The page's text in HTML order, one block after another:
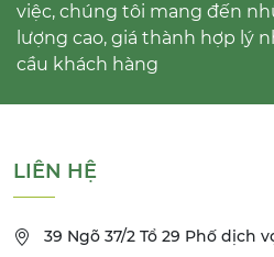
việc, chúng tôi mang đến
lượng cao, giá thành hợp lý
cầu khách hàng
LIÊN HỆ
39 Ngõ 37/2 Tổ 29 Phố dịch